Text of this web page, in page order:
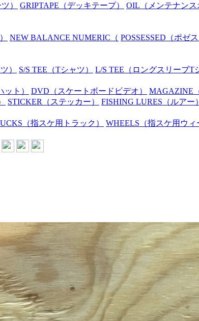
） GRIPTAPE （デッキテープ） OIL （メンテナンス
NEW BALANCE NUMERIC （ POSSESSED （ポゼス
） S/S TEE （Tシャツ） L/S TEE （ロングスリーブT
ット） DVD （スケートボードビデオ） MAGAZINE
STICKER （ステッカー） FISHING LURES （ルアー）
（指スケ用トラック） WHEELS （指スケ用ウィ